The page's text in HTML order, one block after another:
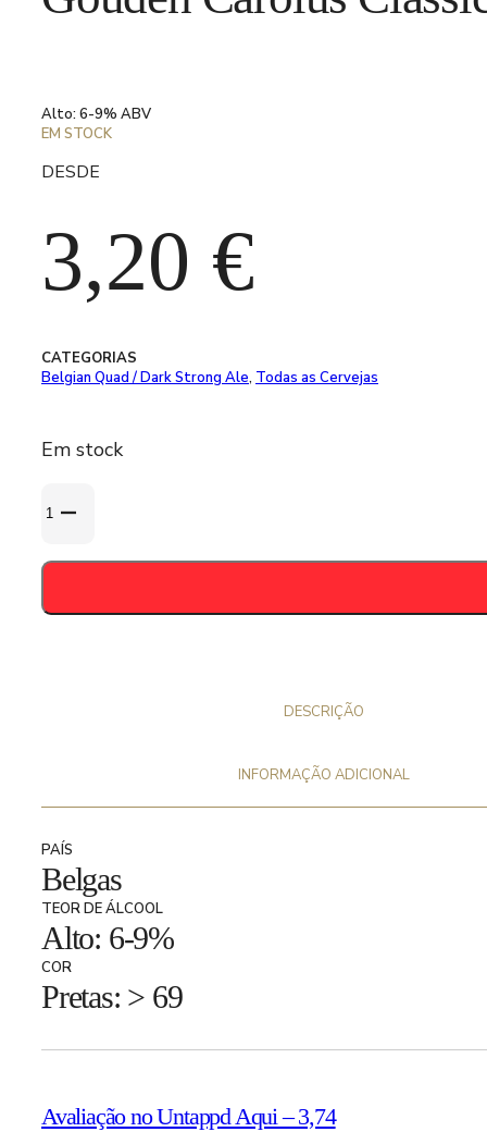
Alto: 6-9% ABV
EM STOCK
DESDE
3,20 €
CATEGORIAS
Belgian Quad / Dark Strong Ale, Todas as Cervejas
Em stock
de
Carolus
Classic
DESCRIÇÃO
INFORMAÇÃO ADICIONAL
PAÍS
Belgas
TEOR DE ÁLCOOL
Alto: 6-9%
COR
Pretas: > 69
Avaliação no Untappd Aqui – 3,74